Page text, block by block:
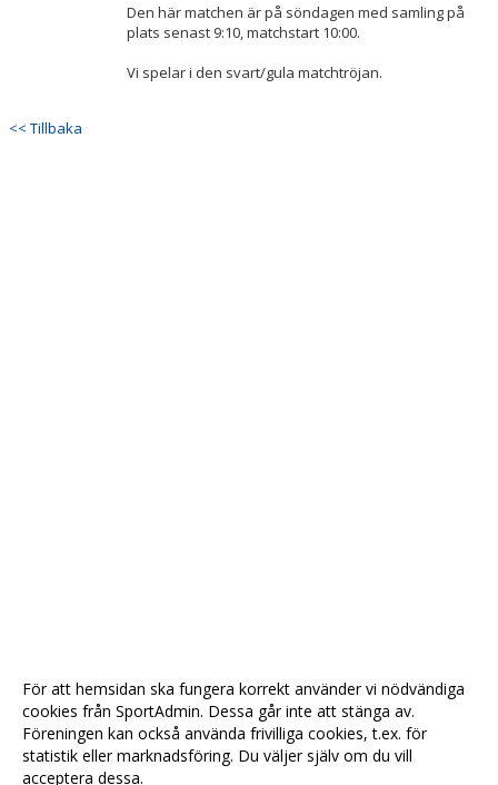
Den här matchen är på söndagen med samling på
plats senast 9:10, matchstart 10:00.
Vi spelar i den svart/gula matchtröjan.
<< Tillbaka
För att hemsidan ska fungera korrekt använder vi nödvändiga
cookies från SportAdmin. Dessa går inte att stänga av.
Föreningen kan också använda frivilliga cookies, t.ex. för
statistik eller marknadsföring. Du väljer själv om du vill
acceptera dessa.